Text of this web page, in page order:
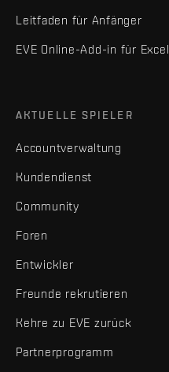
Leitfaden für Anfänger
EVE Online-Add-in für Excel
AKTUELLE SPIELER
Accountverwaltung
Kundendienst
Community
Foren
Entwickler
Freunde rekrutieren
Kehre zu EVE zurück
Partnerprogramm